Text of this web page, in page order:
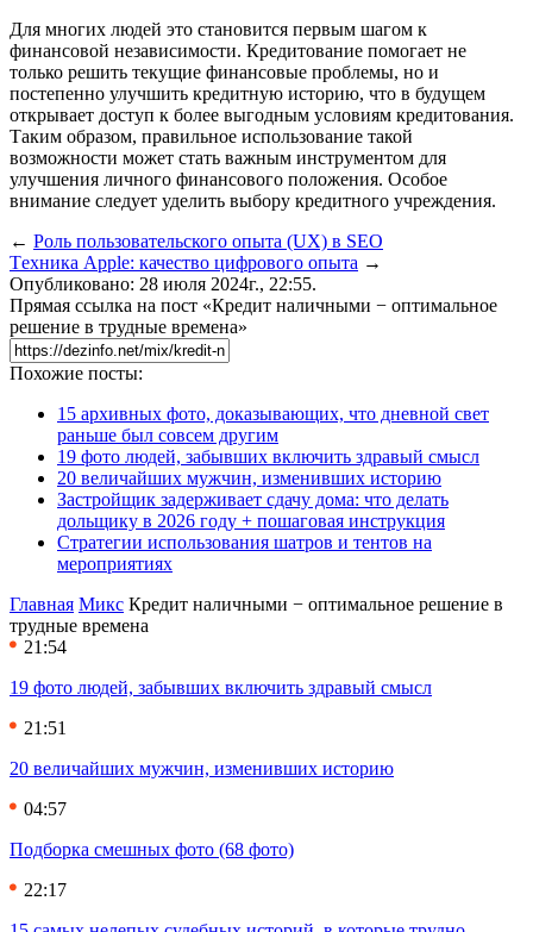
Для многих людей это становится первым шагом к
финансовой независимости. Кредитование помогает не
только решить текущие финансовые проблемы, но и
постепенно улучшить кредитную историю, что в будущем
открывает доступ к более выгодным условиям кредитования.
Таким образом, правильное использование такой
возможности может стать важным инструментом для
улучшения личного финансового положения. Особое
внимание следует уделить выбору кредитного учреждения.
← Роль пользовательского опыта (UX) в SEO
Tехника Apple: качество цифрового опыта →
Опубликовано: 28 июля 2024г., 22:55.
Прямая ссылка на пост «Кредит наличными − оптимальное
решение в трудные времена»
Похожие посты:
15 архивных фото, доказывающих, что дневной свет
раньше был совсем другим
19 фото людей, забывших включить здравый смысл
20 величайших мужчин, изменивших историю
Застройщик задерживает сдачу дома: что делать
дольщику в 2026 году + пошаговая инструкция
Стратегии использования шатров и тентов на
мероприятиях
Главная Микс Кредит наличными − оптимальное решение в
трудные времена
21:54
19 фото людей, забывших включить здравый смысл
21:51
20 величайших мужчин, изменивших историю
04:57
Подборка смешных фото (68 фото)
22:17